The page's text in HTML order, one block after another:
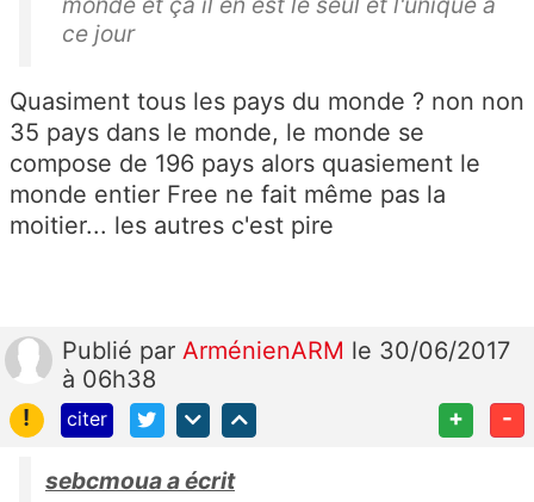
ce jour
Quasiment tous les pays du monde ? non non
35 pays dans le monde, le monde se
compose de 196 pays alors quasiement le
monde entier Free ne fait même pas la
moitier... les autres c'est pire
Publié par ArménienARM le 30/06/2017
à 06h38
!
citer + -
sebcmoua a écrit